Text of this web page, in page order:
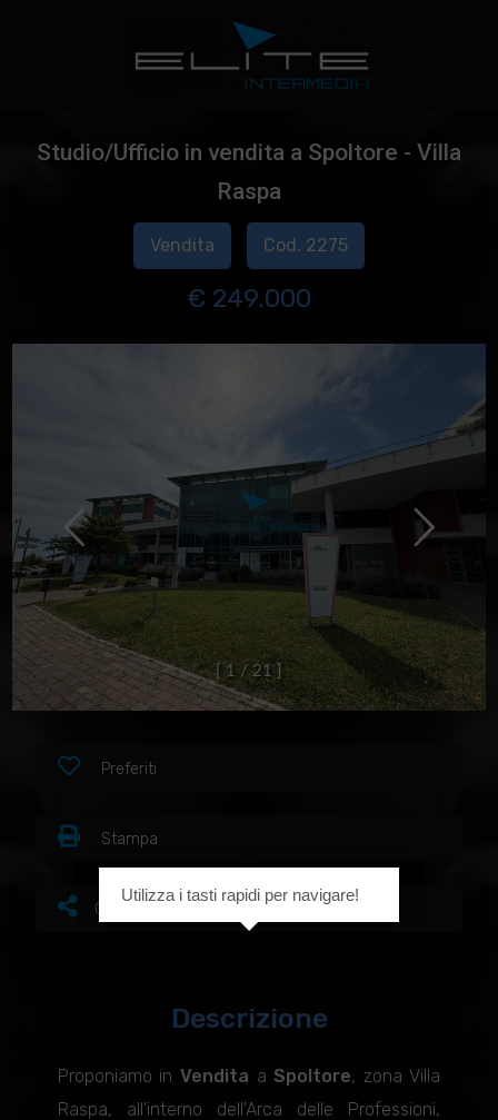
Studio/Ufficio in vendita a Spoltore - Villa
Raspa
Vendita Cod. 2275
€ 249.000
1 / 21 ]
Preferiti
Stampa
Condividi
Descrizione
Proponiamo in Vendita aSpoltore, zona Villa
Raspa, all'interno dell'Arca delle Professioni,
Utilizza i tasti rapidi per navigare!